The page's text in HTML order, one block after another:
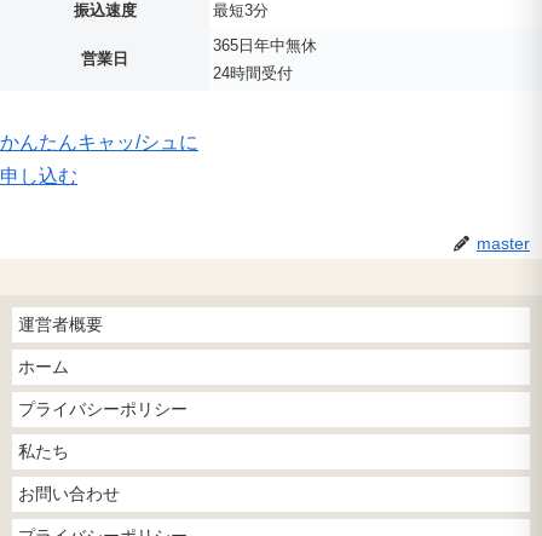
振込速度
最短3分
営業日
365日年中無休
24時間受付
かんたんキャッ/シュに
申し込む
master
運営者概要
ホーム
プライバシーポリシー
私たち
お問い合わせ